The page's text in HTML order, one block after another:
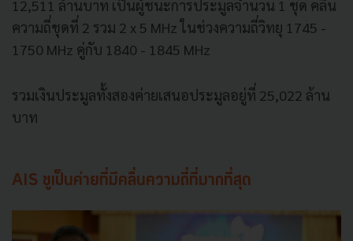
12,511 ล้านบาท เป็นผู้ชนะการประมูลจำนวน 1 ชุด คลื่น
ความถี่ชุดที่ 2 รวม 2 x 5 MHz ในช่วงความถี่วิทยุ 1745 -
1750 MHz คู่กับ 1840 - 1845 MHz
รวมเงินประมูลทั้งสองค่ายเสนอประมูลอยู่ที่ 25,022 ล้าน
บาท
AIS ชูเป็นค่ายที่มีคลื่นความถี่ที่มากที่สุด